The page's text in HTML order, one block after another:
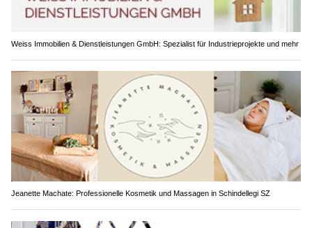
Weiss Immobilien & Dienstleistungen GmbH: Spezialist für Industrieprojekte und mehr
Jeanette Machate: Professionelle Kosmetik und Massagen in Schindellegi SZ